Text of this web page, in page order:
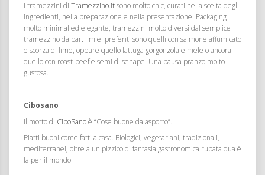
I tramezzini di Tramezzino.itsono molto chic, curati nella scelta degli
ingredienti, nella preparazione e nella presentazione. Packaging
molto minimal ed elegante, tramezzini molto diversi dal semplice
tramezzino da bar. I miei preferiti sono quelli con salmone affumicato
e scorza di lime, oppure quello lattuga gorgonzola e mele o ancora
quello con roast-beef e semi di senape. Una pausa pranzo molto
gustosa.
Cibosano
Il motto di CiboSanoè “Cose buone da asporto”.
Piatti buoni come fatti a casa. Biologici, vegetariani, tradizionali,
mediterranei, oltre a un pizzico di fantasia gastronomica rubata qua è
la per il mondo.